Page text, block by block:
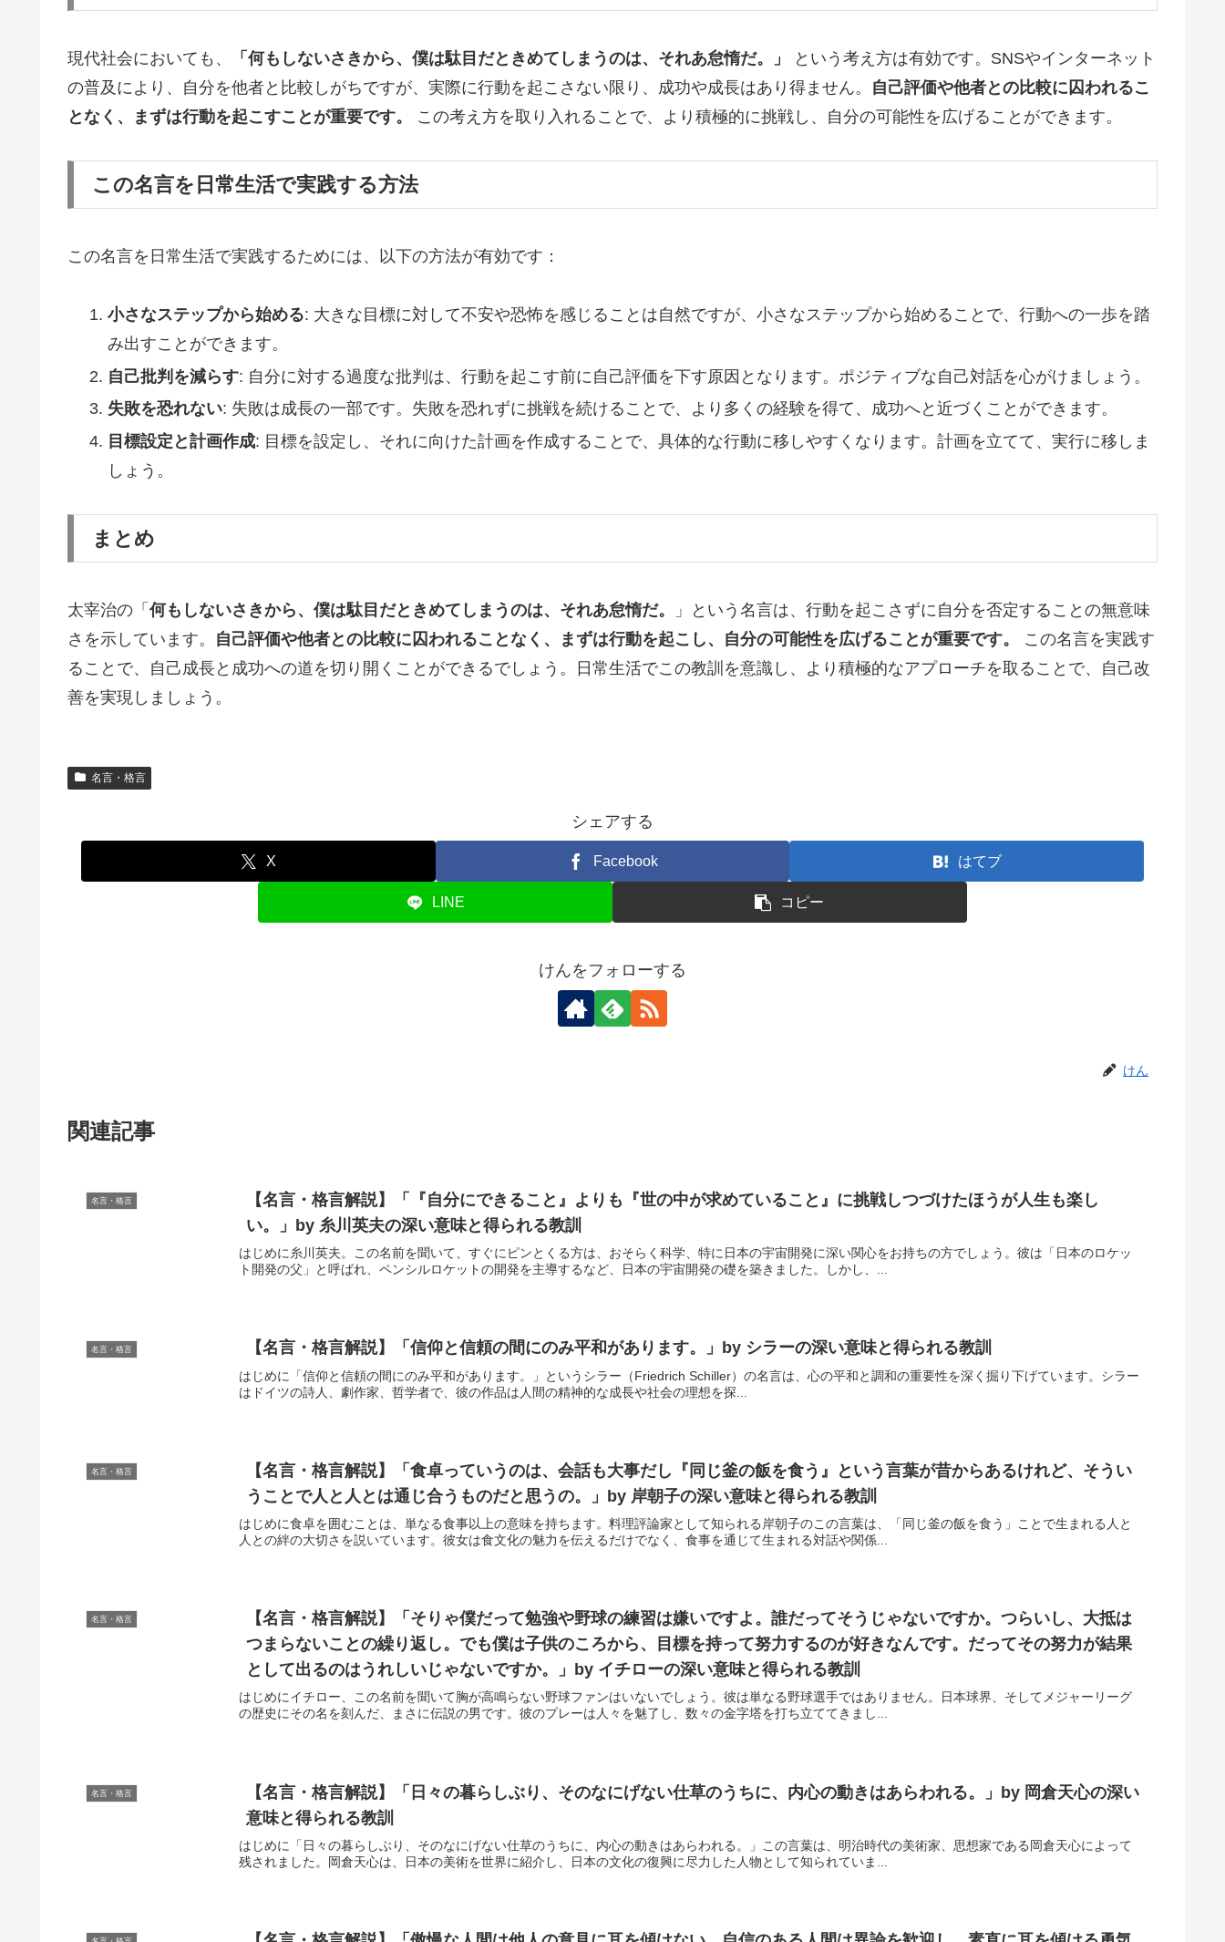
現代社会においても、 「何もしないさきから、僕は駄目だときめてしまうのは、それあ怠惰だ。」
という考え方は有効です。SNSやインターネット
の普及により、自分を他者と比較しがちですが、実際に行動を起こさない限り、成功や成長はあり得ません。 自己評価や他者との比較に囚われるこ
となく、まずは行動を起こすことが重要です。
この考え方を取り入れることで、より積極的に挑戦し、自分の可能性を広げることができます。
この名言を日常生活で実践する方法
この名言を日常生活で実践するためには、以下の方法が有効です：
小さなステップから始める: 大きな目標に対して不安や恐怖を感じることは自然ですが、小さなステップから始めることで、行動への一歩を踏
み出すことができます。
自己批判を減らす: 自分に対する過度な批判は、行動を起こす前に自己評価を下す原因となります。ポジティブな自己対話を心がけましょう。
失敗を恐れない: 失敗は成長の一部です。失敗を恐れずに挑戦を続けることで、より多くの経験を得て、成功へと近づくことができます。
目標設定と計画作成: 目標を設定し、それに向けた計画を作成することで、具体的な行動に移しやすくなります。計画を立てて、実行に移しま
しょう。
まとめ
太宰治の「 何もしないさきから、僕は駄目だときめてしまうのは、それあ怠惰だ。
」という名言は、行動を起こさずに自分を否定することの無意味
さを示しています。 自己評価や他者との比較に囚われることなく、まずは行動を起こし、自分の可能性を広げることが重要です。
この名言を実践す
ることで、自己成長と成功への道を切り開くことができるでしょう。日常生活でこの教訓を意識し、より積極的なアプローチを取ることで、自己改
善を実現しましょう。
名言・格言
シェアする
X Facebook はてブ
LINE コピー
けんをフォローする
けん
関連記事
名言・格言
【名言・格言解説】「『自分にできること』よりも『世の中が求めていること』に挑戦しつづけたほうが人生も楽し
い。」by 糸川英夫の深い意味と得られる教訓
はじめに糸川英夫。この名前を聞いて、すぐにピンとくる方は、おそらく科学、特に日本の宇宙開発に深い関心をお持ちの方でしょう。彼は「日本のロケッ
ト開発の父」と呼ばれ、ペンシルロケットの開発を主導するなど、日本の宇宙開発の礎を築きました。しかし、...
名言・格言 【名言・格言解説】「信仰と信頼の間にのみ平和があります。」by シラーの深い意味と得られる教訓
はじめに「信仰と信頼の間にのみ平和があります。」というシラー（Friedrich Schiller）の名言は、心の平和と調和の重要性を深く掘り下げています。シラー
はドイツの詩人、劇作家、哲学者で、彼の作品は人間の精神的な成長や社会の理想を探...
名言・格言
【名言・格言解説】「食卓っていうのは、会話も大事だし『同じ釜の飯を食う』という言葉が昔からあるけれど、そうい
うことで人と人とは通じ合うものだと思うの。」by 岸朝子の深い意味と得られる教訓
はじめに食卓を囲むことは、単なる食事以上の意味を持ちます。料理評論家として知られる岸朝子のこの言葉は、「同じ釜の飯を食う」ことで生まれる人と
人との絆の大切さを説いています。彼女は食文化の魅力を伝えるだけでなく、食事を通じて生まれる対話や関係...
名言・格言
【名言・格言解説】「そりゃ僕だって勉強や野球の練習は嫌いですよ。誰だってそうじゃないですか。つらいし、大抵は
つまらないことの繰り返し。でも僕は子供のころから、目標を持って努力するのが好きなんです。だってその努力が結果
として出るのはうれしいじゃないですか。」by イチローの深い意味と得られる教訓
はじめにイチロー、この名前を聞いて胸が高鳴らない野球ファンはいないでしょう。彼は単なる野球選手ではありません。日本球界、そしてメジャーリーグ
の歴史にその名を刻んだ、まさに伝説の男です。彼のプレーは人々を魅了し、数々の金字塔を打ち立ててきまし...
名言・格言
【名言・格言解説】「日々の暮らしぶり、そのなにげない仕草のうちに、内心の動きはあらわれる。」by 岡倉天心の深い
意味と得られる教訓
はじめに「日々の暮らしぶり、そのなにげない仕草のうちに、内心の動きはあらわれる。」この言葉は、明治時代の美術家、思想家である岡倉天心によって
残されました。岡倉天心は、日本の美術を世界に紹介し、日本の文化の復興に尽力した人物として知られていま...